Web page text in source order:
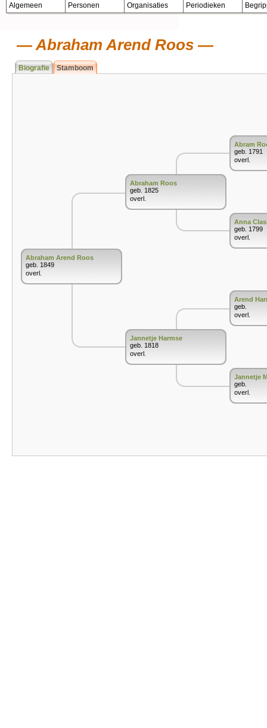
Algemeen Personen Organisaties Periodieken
Abraham Arend Roos
Biografie Stamboom
Abraham Arend Roos
geb. 1849
overl.
Abraham Roos
geb. 1825
overl.
Jannetje Harmse
geb. 1818
overl.
Abram
geb. 1791
overl.
Anna
geb. 1799
overl.
Arend
geb.
overl.
Jannetje
geb.
overl.